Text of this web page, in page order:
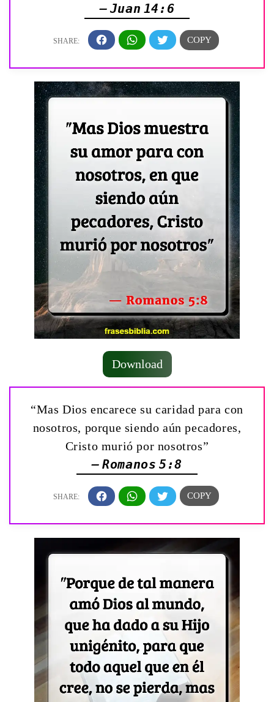
— Juan 14:6
Download
“Mas Dios encarece su caridad para con
nosotros, porque siendo aún pecadores,
Cristo murió por nosotros”
— Romanos 5:8